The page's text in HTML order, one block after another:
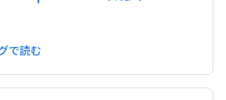
で読む